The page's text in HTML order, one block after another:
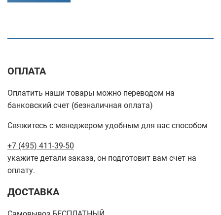
ОПЛАТА
Оплатить наши товары можно переводом на
банковский счет (безналичная оплата)
Свяжитесь с менеджером удобным для вас способом
+7 (495) 411-39-50
укажите детали заказа, он подготовит вам счет на
оплату.
ДОСТАВКА